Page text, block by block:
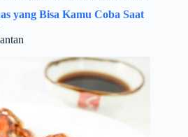
yang Bisa Kamu Coba Saat